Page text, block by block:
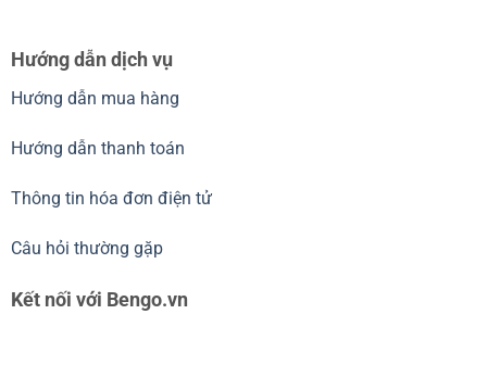
Hướng dẫn dịch vụ
Hướng dẫn mua hàng
Hướng dẫn thanh toán
Thông tin hóa đơn điện tử
Câu hỏi thường gặp
Kết nối với Bengo.vn